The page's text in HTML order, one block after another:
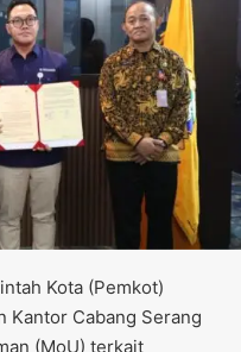
Kota (Pemkot)
Kantor Cabang Serang
(MoU) terkait